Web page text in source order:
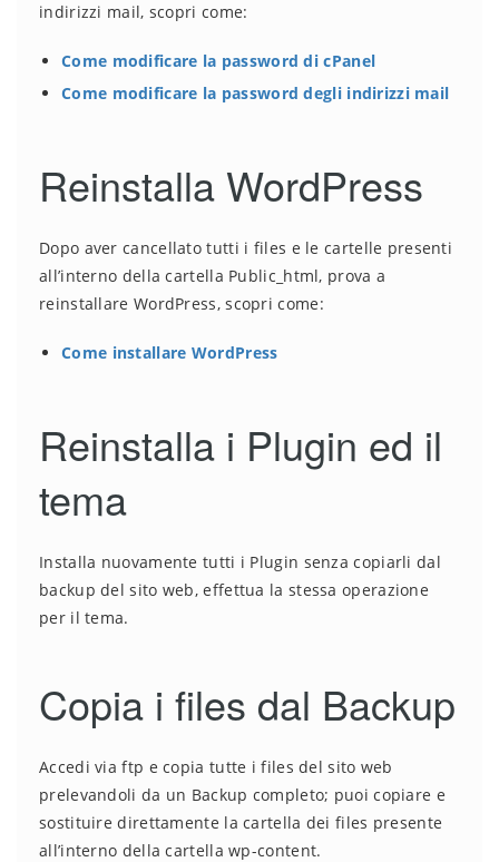
indirizzi mail, scopri come:
Come modificare la password di cPanel
Come modificare la password degli indirizzi mail
Reinstalla WordPress
Dopo aver cancellato tutti i files e le cartelle presenti
all’interno della cartella Public_html, prova a
reinstallare WordPress, scopri come:
Come installare WordPress
Reinstalla i Plugin ed il
tema
Installa nuovamente tutti i Plugin senza copiarli dal
backup del sito web, effettua la stessa operazione
per il tema.
Copia i files dal Backup
Accedi via ftp e copia tutte i files del sito web
prelevandoli da un Backup completo; puoi copiare e
sostituire direttamente la cartella dei files presente
all’interno della cartella wp-content.